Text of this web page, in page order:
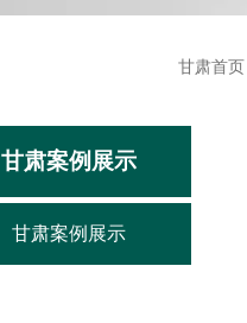
甘肃首页
甘肃案例展示
甘肃案例展示